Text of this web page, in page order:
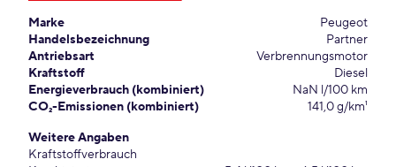
Marke
Peugeot
Handelsbezeichnung
Partner
Antriebsart
Verbrennungsmotor
Kraftstoff
Diesel
Energieverbrauch (kombiniert)
NaN l/100 km
CO₂-Emissionen (kombiniert)
141,0 g/km¹
Weitere Angaben
Kraftstoffverbrauch